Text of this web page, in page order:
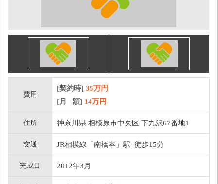
費用
[契約時] 35万円
[月 額] 14万円
住所 神奈川県 相模原市中央区 下九沢67番地1
交通 JR相模線「南橋本」駅 徒歩15分
完成日 2012年3月